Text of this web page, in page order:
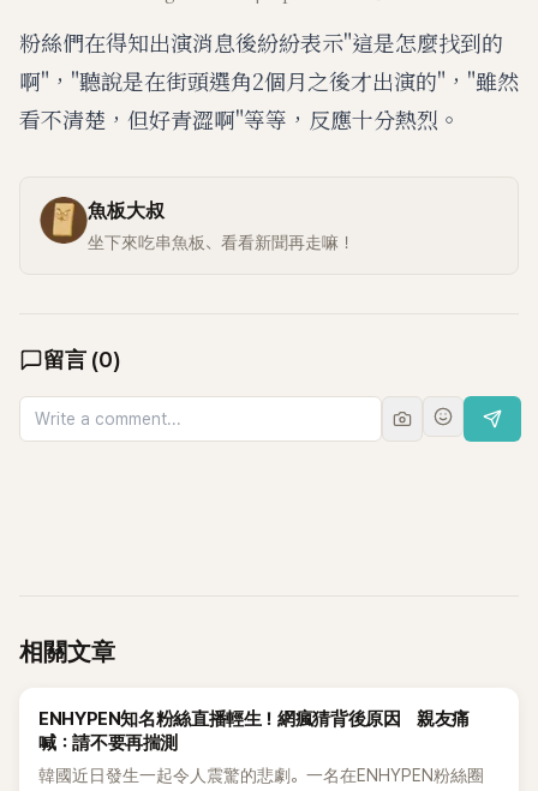
粉絲們在得知出演消息後紛紛表示"這是怎麼找到的
啊"，"聽說是在街頭選角2個月之後才出演的"，"雖然
看不清楚，但好青澀啊"等等，反應十分熱烈。
魚板大叔
坐下來吃串魚板、看看新聞再走嘛！
留言 (0)
相關文章
K-POP
ENHYPEN知名粉絲直播輕生！網瘋猜背後原因 親友痛
喊：請不要再揣測
韓國近日發生一起令人震驚的悲劇。一名在ENHYPEN粉絲圈